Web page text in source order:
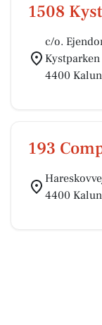
1508
c/o.
Kystparken
4400
193
4400